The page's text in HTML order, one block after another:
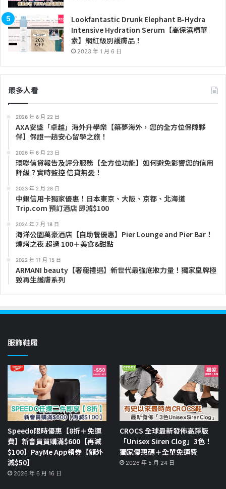
Lookfantastic Drunk Elephant B-Hydra
Intensive Hydration Serum【高保濕精華
素】網紅級別護膚品！
2023 年 1 月 6 日
最多人看
2026 年 6 月 22 日
AXA安盛「卓越」海外升學樂【築夢海外，您的全方位保障夥
伴】保證一趟安心留學之旅！
2026 年 6 月 23 日
環聯信貸報告及評分服務【全方位功能】如何避免影響您的信用
評級？實時監控 信貸無憂！
2023 年 2 月 28 日
中銀信用卡獨家優惠！日本東京、大阪、京都、北海道
Trip.com 預訂酒店 即減$100
2024 年 7 月 18 日
海洋公園萬豪酒店【自助餐優惠】Pier Lounge and Pier Bar！
燒烤之夜 超過 100＋美食&甜點
2022 年 11 月 15 日
ARMANI beauty【奢寵禮遇】新世代最強底妝力量！獨家皇牌極
致再生護膚系列
服飾鞋履
Speedo限時優惠【8折＋免運
費】新會員買購滿$600【再減
$100】PayMe App領券【額外
減$50】
2026 年 6 月 16 日
CROCS 全球最新發佈高踭版
「Unisex Siren Clog」3色！
獨家優惠碼＋全單免運費
2026 年 5 月 24 日